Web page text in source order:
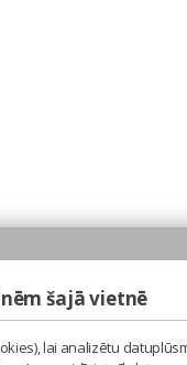
šajā vietnē
lai analizētu